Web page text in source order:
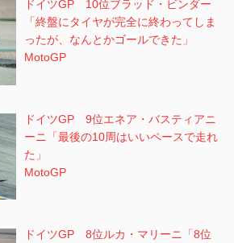
ドイツGP 10位ブラッド・ビンダー
「終盤にタイヤが完全に終わってしま
ったが、なんとかゴールできた」
MotoGP
ドイツGP 9位エネア・バスティアニ
ーニ「最後の10周はいいペースで走れ
た」
MotoGP
ドイツGP 8位ルカ・マリーニ「8位